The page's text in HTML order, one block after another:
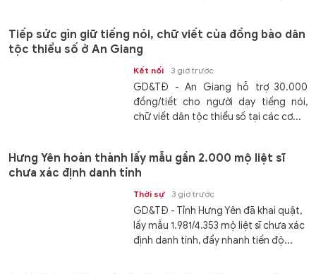
Tiếp sức gìn giữ tiếng nói, chữ viết của đồng bào dân
tộc thiểu số ở An Giang
Kết nối 3 giờ trước
GD&TĐ - An Giang hỗ trợ 30.000
đồng/tiết cho người dạy tiếng nói,
chữ viết dân tộc thiểu số tại các cơ...
Hưng Yên hoàn thành lấy mẫu gần 2.000 mộ liệt sĩ
chưa xác định danh tính
Thời sự 3 giờ trước
GD&TĐ - Tỉnh Hưng Yên đã khai quật,
lấy mẫu 1.981/4.353 mộ liệt sĩ chưa xác
định danh tính, đẩy nhanh tiến độ...